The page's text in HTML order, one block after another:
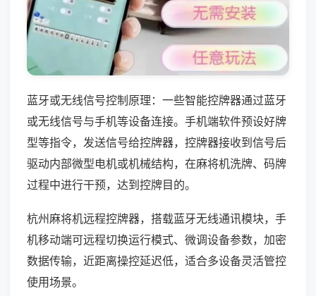
蓝牙或无线信号控制原理：一些智能控牌器通过蓝牙
或无线信号与手机等设备连接。手机端软件预设好牌
型等指令，发送信号给控牌器，控牌器接收到信号后
驱动内部微型电机或机械结构，在麻将机洗牌、码牌
过程中进行干预，达到控牌目的。
杭州麻将机远程控牌器，搭载蓝牙无线通讯模块，手
机移动端可远程切换运行模式、微调设备参数，加密
数据传输，近距离操控延迟低，适合多设备灵活管控
使用场景。